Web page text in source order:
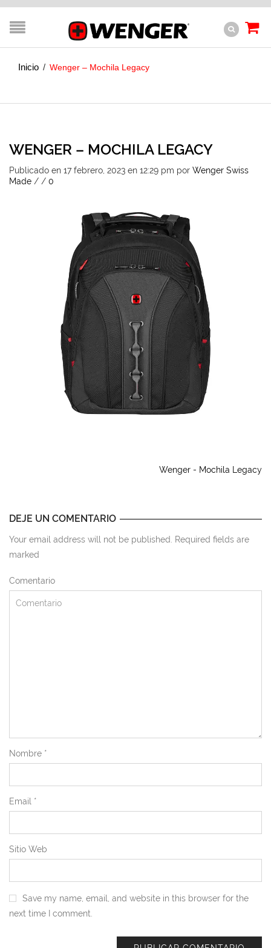
Inicio / Wenger – Mochila Legacy
WENGER – MOCHILA LEGACY
Publicado en 17 febrero, 2023 en 12:29 pm por Wenger Swiss
Made / / 0
Wenger - Mochila Legacy
DEJE UN COMENTARIO
Your email address will not be published. Required fields are
marked
Comentario
Nombre *
Email *
Sitio Web
Save my name, email, and website in this browser for the
next time I comment.